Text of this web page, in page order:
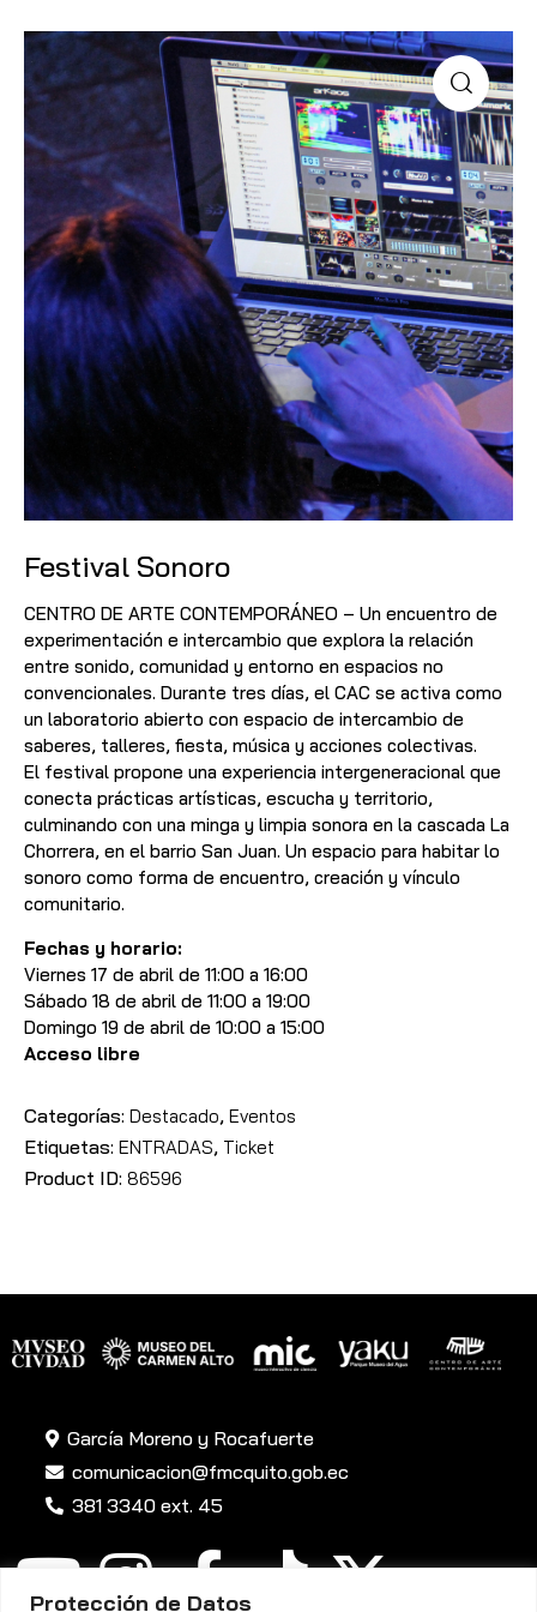
Protección de Datos
Festival Sonoro
CENTRO DE ARTE CONTEMPORÁNEO – Un encuentro de
experimentación e intercambio que explora la relación
entre sonido, comunidad y entorno en espacios no
convencionales. Durante tres días, el CAC se activa como
un laboratorio abierto con espacio de intercambio de
saberes, talleres, fiesta, música y acciones colectivas.
El festival propone una experiencia intergeneracional que
conecta prácticas artísticas, escucha y territorio,
culminando con una minga y limpia sonora en la cascada La
Chorrera, en el barrio San Juan. Un espacio para habitar lo
sonoro como forma de encuentro, creación y vínculo
comunitario.
Fechas y horario:
Viernes 17 de abril de 11:00 a 16:00
Sábado 18 de abril de 11:00 a 19:00
Domingo 19 de abril de 10:00 a 15:00
Acceso libre
Categorías: Destacado, Eventos
Etiquetas: ENTRADAS, Ticket
Product ID: 86596
García Moreno y Rocafuerte
comunicacion@fmcquito.gob.ec
381 3340 ext. 45